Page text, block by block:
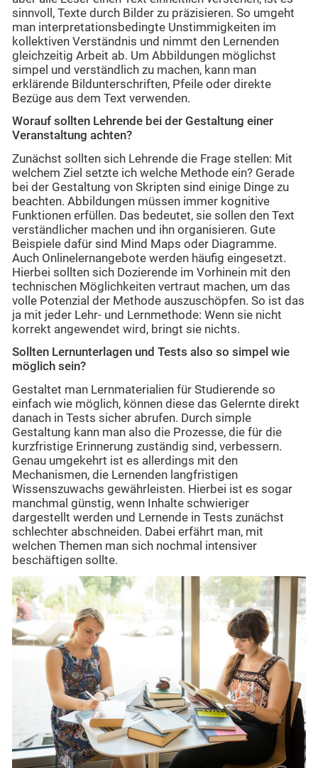
sinnvoll, Texte durch Bilder zu präzisieren. So umgeht
man interpretationsbedingte Unstimmigkeiten im
kollektiven Verständnis und nimmt den Lernenden
gleichzeitig Arbeit ab. Um Abbildungen möglichst
simpel und verständlich zu machen, kann man
erklärende Bildunterschriften, Pfeile oder direkte
Bezüge aus dem Text verwenden.
Worauf sollten Lehrende bei der Gestaltung einer
Veranstaltung achten?
Zunächst sollten sich Lehrende die Frage stellen: Mit
welchem Ziel setzte ich welche Methode ein? Gerade
bei der Gestaltung von Skripten sind einige Dinge zu
beachten. Abbildungen müssen immer kognitive
Funktionen erfüllen. Das bedeutet, sie sollen den Text
verständlicher machen und ihn organisieren. Gute
Beispiele dafür sind Mind Maps oder Diagramme.
Auch Onlinelernangebote werden häufig eingesetzt.
Hierbei sollten sich Dozierende im Vorhinein mit den
technischen Möglichkeiten vertraut machen, um das
volle Potenzial der Methode auszuschöpfen. So ist das
ja mit jeder Lehr- und Lernmethode: Wenn sie nicht
korrekt angewendet wird, bringt sie nichts.
Sollten Lernunterlagen und Tests also so simpel wie
möglich sein?
Gestaltet man Lernmaterialien für Studierende so
einfach wie möglich, können diese das Gelernte direkt
danach in Tests sicher abrufen. Durch simple
Gestaltung kann man also die Prozesse, die für die
kurzfristige Erinnerung zuständig sind, verbessern.
Genau umgekehrt ist es allerdings mit den
Mechanismen, die Lernenden langfristigen
Wissenszuwachs gewährleisten. Hierbei ist es sogar
manchmal günstig, wenn Inhalte schwieriger
dargestellt werden und Lernende in Tests zunächst
schlechter abschneiden. Dabei erfährt man, mit
welchen Themen man sich nochmal intensiver
beschäftigen sollte.